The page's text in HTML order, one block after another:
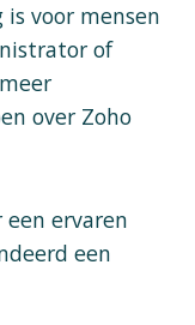
is voor mensen
of
over Zoho
ervaren
een